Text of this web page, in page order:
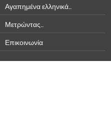
Αγαπημένα ελληνικά..
Μετρώντας..
Επικοινωνία